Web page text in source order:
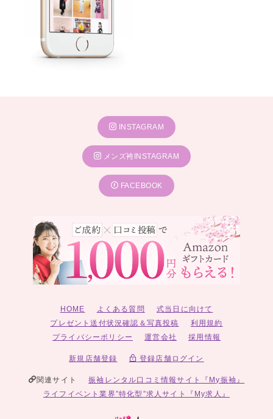
INSTAGRAM
メンズ袴INSTAGRAM
FACEBOOK
HOME よくある質問
式当日に向けて
プレゼント送付状況確認＆写真投稿
利用規約
プライバシーポリシー
運営会社 採用情報
新規店舗登録 登録店舗ログイン
関連サイト
振袖レンタル口コミ情報サイト『My振袖』
ライフイベント業界”特化型”求人サイト『My求人』